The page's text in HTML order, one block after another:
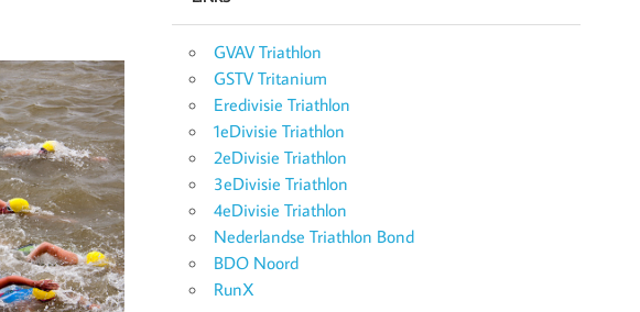
GVAV Triathlon
GSTV Tritanium
Eredivisie Triathlon
1eDivisie Triathlon
2eDivisie Triathlon
3eDivisie Triathlon
4eDivisie Triathlon
Nederlandse Triathlon Bond
BDO Noord
RunX